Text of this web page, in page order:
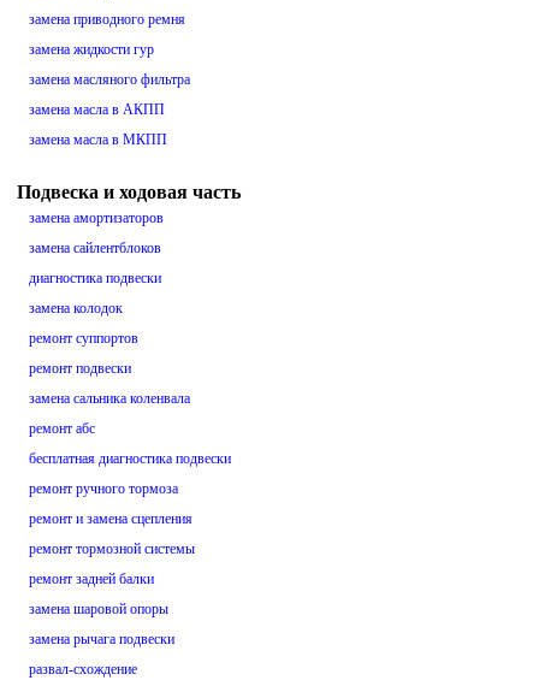
замена приводного ремня
замена жидкости гур
замена масляного фильтра
замена масла в АКПП
замена масла в МКПП
Подвеска и ходовая часть
замена амортизаторов
замена сайлентблоков
диагностика подвески
замена колодок
ремонт суппортов
ремонт подвески
замена сальника коленвала
ремонт абс
бесплатная диагностика подвески
ремонт ручного тормоза
ремонт и замена сцепления
ремонт тормозной системы
ремонт задней балки
замена шаровой опоры
замена рычага подвески
развал-схождение